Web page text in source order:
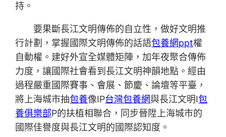
持。
要果斷長江文明傳佈的自立性，做好文明推
行計劃，掌握國際文明傳佈的話語包養網ppt權
自動權。建好外宣全媒體矩陣，加年夜聚合傳佈
力度，讓國際社會看到長江文明神韻地點。經由
過程嚴重國際賽事、會展、節慶、論壇等平臺，
將上海城市抽包養像IP台灣包養網與長江文明I包
養俱樂部P的扶植相聯合，同步晉陞上海城市的
國際佳譽度與長江文明的國際認知度。